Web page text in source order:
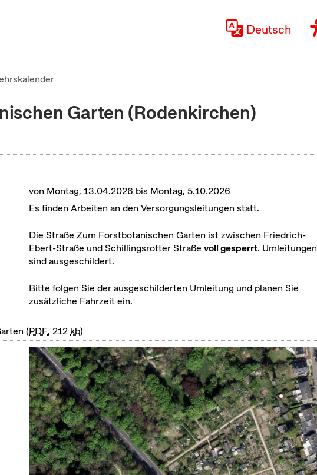
Deutsch
Garten (Rodenkirchen)
von Montag, 13.04.2026 bis Montag, 5.10.2026
Es finden Arbeiten an den Versorgungsleitungen statt.
Die Straße Zum Forstbotanischen Garten ist zwischen Friedrich-
Ebert-Straße und Schillingsrotter Straße voll gesperrt. Umleitungen
sind ausgeschildert.
Bitte folgen Sie der ausgeschilderten Umleitung und planen Sie
zusätzliche Fahrzeit ein.
PDF, 212 kb